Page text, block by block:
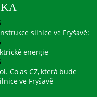
silnice ve Fryšavě:
energie
Colas CZ, která bude
ve Fryšavě